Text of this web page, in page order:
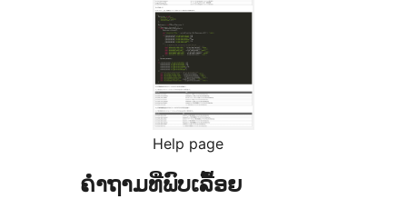
Help page
ຄຳຖາມທີ່ພົບເລື້ອຍ